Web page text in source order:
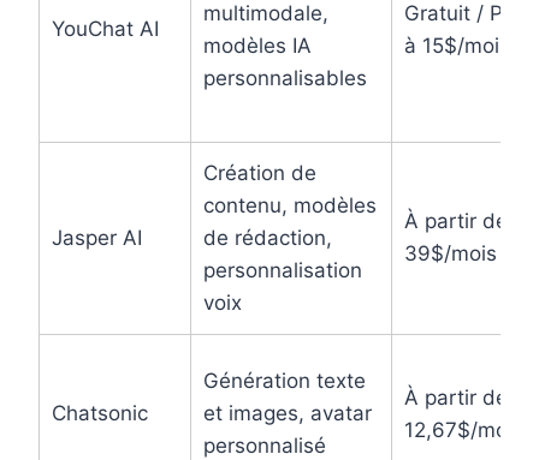
YouChat AI
multimodale,
modèles IA
personnalisables
Gratuit / Pro
à 15$/mois
Jasper AI
Création de
contenu, modèles
de rédaction,
personnalisation
voix
À partir de
39$/mois
Chatsonic
Génération texte
et images, avatar
personnalisé
À partir de
12,67$/mois